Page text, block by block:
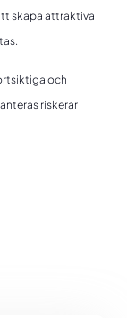
skapa attraktiva
och
riskerar